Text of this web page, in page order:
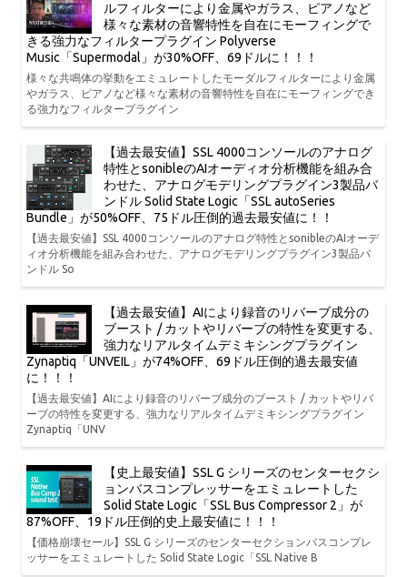
ルフィルターにより金属やガラス、ピアノなど
様々な素材の音響特性を自在にモーフィングで
きる強力なフィルタープラグイン Polyverse
Music「Supermodal」が30%OFF、69ドルに！！！
様々な共鳴体の挙動をエミュレートしたモーダルフィルターにより金属
やガラス、ピアノなど様々な素材の音響特性を自在にモーフィングでき
る強力なフィルタープラグイン
【過去最安値】SSL 4000コンソールのアナログ
特性とsonibleのAIオーディオ分析機能を組み合
わせた、アナログモデリングプラグイン3製品バ
ンドル Solid State Logic「SSL autoSeries
Bundle」が50%OFF、75ドル圧倒的過去最安値に！！
【過去最安値】SSL 4000コンソールのアナログ特性とsonibleのAIオーデ
ィオ分析機能を組み合わせた、アナログモデリングプラグイン3製品バ
ンドル So
【過去最安値】AIにより録音のリバーブ成分の
ブースト / カットやリバーブの特性を変更する、
強力なリアルタイムデミキシングプラグイン
Zynaptiq「UNVEIL」が74%OFF、69ドル圧倒的過去最安値
に！！！
【過去最安値】AIにより録音のリバーブ成分のブースト / カットやリバ
ーブの特性を変更する、強力なリアルタイムデミキシングプラグイン
Zynaptiq「UNV
【史上最安値】SSL G シリーズのセンターセクシ
ョンバスコンプレッサーをエミュレートした
Solid State Logic「SSL Bus Compressor 2」が
87%OFF、19ドル圧倒的史上最安値に！！！
【価格崩壊セール】SSL G シリーズのセンターセクションバスコンプレ
ッサーをエミュレートした Solid State Logic「SSL Native B